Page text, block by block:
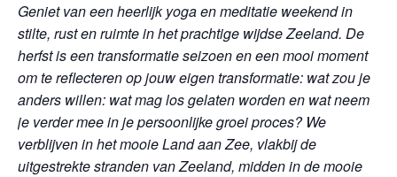
Geniet van een heerlijk yoga en meditatie weekend in
stilte, rust en ruimte in het prachtige wijdse Zeeland. De
herfst is een transformatie seizoen en een mooi moment
om te reflecteren op jouw eigen transformatie: wat zou je
anders willen: wat mag los gelaten worden en wat neem
je verder mee in je persoonlijke groei proces? We
verblijven in het mooie Land aan Zee, vlakbij de
uitgestrekte stranden van Zeeland, midden in de mooie